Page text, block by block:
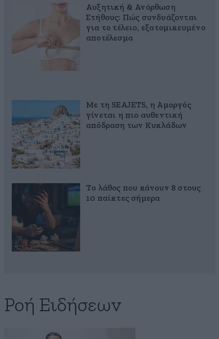
Αυξητική & Ανόρθωση
Στήθους: Πώς συνδυάζονται
για το τέλειο, εξατομικευμένο
αποτέλεσμα
Με τη SEAJETS, η Αμοργός
γίνεται η πιο αυθεντική
απόδραση των Κυκλάδων
Το λάθος που κάνουν 8 στους
10 παίκτες σήμερα
Ροή Ειδήσεων